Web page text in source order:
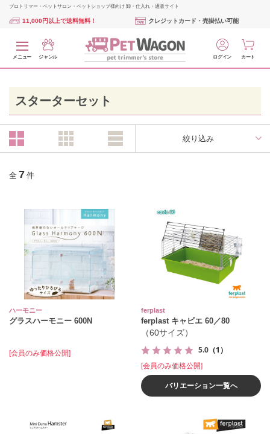
プロトリマー・ペットサロン・ペットショップ様向け 卸・仕入れ・通販サイト
11,000円以上で送料無料！ クレジットカード・売掛払い可能
メニュー ジャンル ログイン カート
スターターセット
絞り込み
全 7 件
ハーモニー
グラスハーモニー 600N
[会員のみ価格公開]
ferplast
ferplast キャビエ 60／80
（60サイズ）
5.0 （1）
[会員のみ価格公開]
バリエーション一覧へ